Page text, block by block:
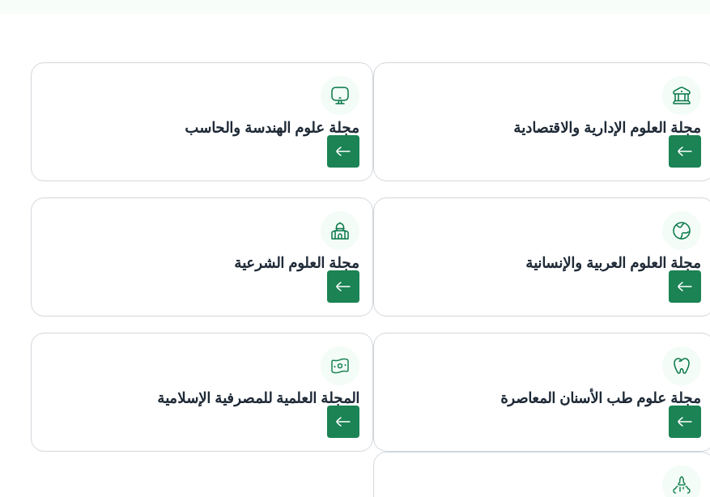
مجلة العلوم الإدارية والاقتصادية مجلة علوم الهندسة والحاسب
مجلة العلوم العربية والإنسانية مجلة العلوم الشرعية
مجلة علوم طب الأسنان المعاصرة المجلة العلمية للمصرفية الإسلامية